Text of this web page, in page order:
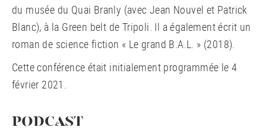
du musée du Quai Branly (avec Jean Nouvel et Patrick
Blanc), à la Green belt de Tripoli. Il a également écrit un
roman de science fiction « Le grand B.A.L. » (2018).
Cette conférence était initialement programmée le 4
février 2021.
PODCAST